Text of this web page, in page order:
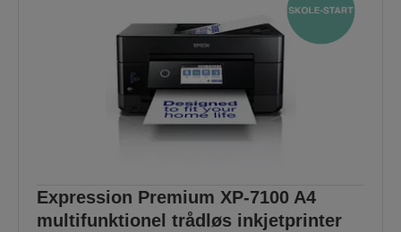
Expression Premium XP-7100 A4
multifunktionel trådløs inkjetprinter